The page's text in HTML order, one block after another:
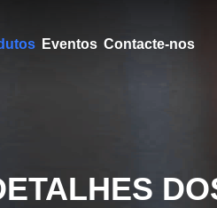
Eventos Contacte-nos